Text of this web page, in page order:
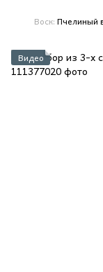
Воск Пчелиный
Видео